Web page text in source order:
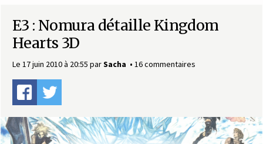
n
E3 : Nomura détaille Kingdom
Hearts 3D
Le 17 juin 2010 à 20:55 parSacha 16 commentaires